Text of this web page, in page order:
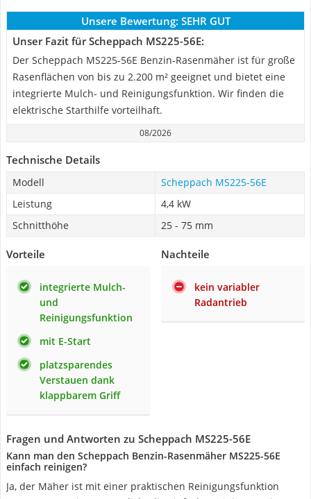
Unsere Bewertung: SEHR GUT
Unser Fazit für Scheppach MS225-56E:
Der Scheppach MS225-56E Benzin-Rasenmäher ist für große
Rasenflächen von bis zu 2.200 m² geeignet und bietet eine
integrierte Mulch- und Reinigungsfunktion. Wir finden die
elektrische Starthilfe vorteilhaft.
08/2026
Technische Details
Modell
Scheppach MS225-56E
Leistung
4,4 kW
Schnitthöhe
25 - 75 mm
Vorteile
integrierte Mulch-
und
Reinigungsfunktion
mit E-Start
platzsparendes
Verstauen dank
klappbarem Griff
Nachteile
kein variabler
Radantrieb
Fragen und Antworten zu Scheppach MS225-56E
Kann man den Scheppach Benzin-Rasenmäher MS225-56E
einfach reinigen?
Ja, der Mäher ist mit einer praktischen Reinigungsfunktion